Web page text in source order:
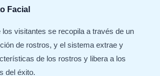
Facial
los visitantes se recopila a través de un
de rostros, y el sistema extrae y
de los rostros y libera a los
del éxito.